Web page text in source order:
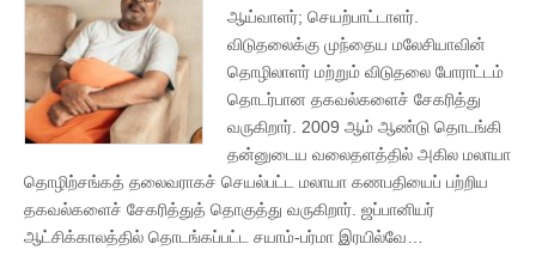
ஆய்வாளர்; செயற்பாட்டாளர்.
விடுதலைக்கு முந்தைய மலேசியாவின்
தொழிலாளர் மற்றும் விடுதலை போராட்டம்
தொடர்பான தகவல்களைச் சேகரித்து
வருகிறார். 2009 ஆம் ஆண்டு தொடங்கி
தன்னுடைய வலைதளத்தில் அகில மலாயா
தொழிற்சங்கத் தலைவராகச் செயல்பட்ட மலாயா கணபதியைப் பற்றிய
தகவல்களைச் சேகரித்துத் தொகுத்து வருகிறார். ஜப்பானியர்
ஆட்சிக்காலத்தில் தொடங்கப்பட்ட சயாம்-பர்மா இரயில்வே…